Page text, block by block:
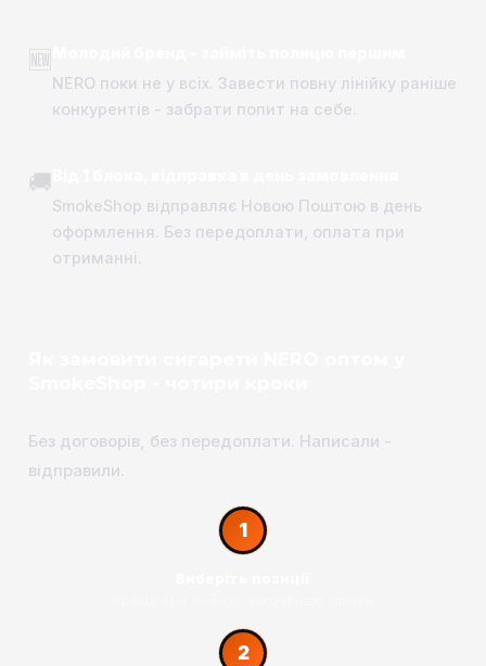
🆕
NERO поки не у всіх. Завести повну лінійку раніше
конкурентів - забрати попит на себе.
🚚
SmokeShop відправляє Новою Поштою в день
оформлення. Без передоплати, оплата при
отриманні.
Без договорів, без передоплати. Написали -
відправили.
1
2